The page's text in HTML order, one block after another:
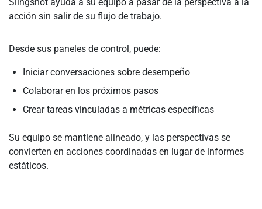
acción sin salir de su flujo de trabajo.
Desde sus paneles de control, puede:
Iniciar conversaciones sobre desempeño
Colaborar en los próximos pasos
Crear tareas vinculadas a métricas específicas
Su equipo se mantiene alineado, y las perspectivas se
convierten en acciones coordinadas en lugar de informes
estáticos.